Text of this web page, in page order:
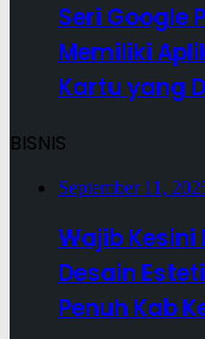
Seri Google
Memiliki
Kartu yang
BISNIS
September 11,
Wajib Kesini
Desain
Penuh Kab